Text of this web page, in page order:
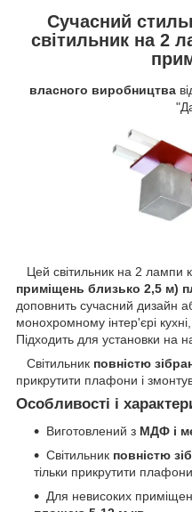
Сучасний
світильник на 2
власного виробництва
Цей світильник на 2 лампи
приміщень близько 2,5 м)
доповнить сучасний дизайн
монохромному інтер'єрі
Підходить для установки на
Світильник повністю
прикрутити плафони і
Особливості і
Виготовлений з МДФ і
Світильник повністю
тільки прикрутити плафони
Для невисоких